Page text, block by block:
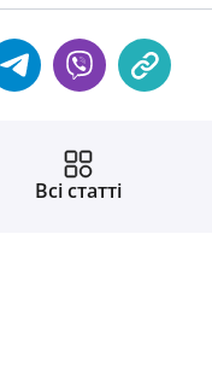
Всі статті